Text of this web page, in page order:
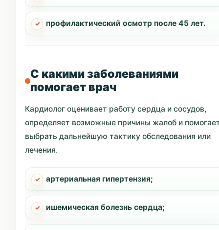
профилактический осмотр после 45 лет.
С какими заболеваниями
помогает врач
Кардиолог оценивает работу сердца и сосудов,
определяет возможные причины жалоб и
выбрать дальнейшую тактику обследования или
лечения.
артериальная гипертензия;
ишемическая болезнь сердца;